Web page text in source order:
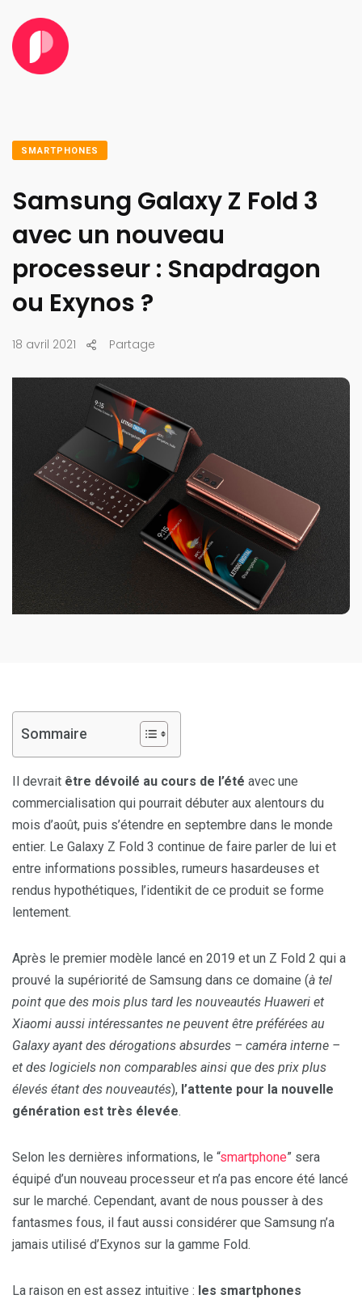
SMARTPHONES
Samsung Galaxy Z Fold 3
avec un nouveau
processeur : Snapdragon
ou Exynos ?
18 avril 2021 Partage
Sommaire
Il devrait être dévoilé au cours de l’été avec une
commercialisation qui pourrait débuter aux alentours du
mois d’août, puis s’étendre en septembre dans le monde
entier. Le Galaxy Z Fold 3 continue de faire parler de lui et
entre informations possibles, rumeurs hasardeuses et
rendus hypothétiques, l’identikit de ce produit se forme
lentement.
Après le premier modèle lancé en 2019 et un Z Fold 2 qui a
prouvé la supériorité de Samsung dans ce domaine (à tel
point que des mois plus tard les nouveautés Huaweri et
Xiaomi aussi intéressantes ne peuvent être préférées au
Galaxy ayant des dérogations absurdes – caméra interne –
et des logiciels non comparables ainsi que des prix plus
élevés étant des nouveautés), l’attente pour la nouvelle
génération est très élevée.
Selon les dernières informations, le “smartphone” sera
équipé d’un nouveau processeur et n’a pas encore été lancé
sur le marché. Cependant, avant de nous pousser à des
fantasmes fous, il faut aussi considérer que Samsung n’a
jamais utilisé d’Exynos sur la gamme Fold.
La raison en est assez intuitive : les smartphones